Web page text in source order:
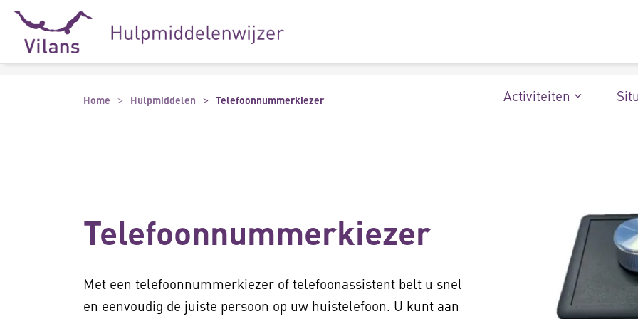
Naar hoofdinhoud
Naar footer
Activiteiten
Home Hulpmiddelen Telefoonnummerkiezer
Telefoonnummerkiezer
Met een telefoonnummerkiezer of telefoonassistent belt u snel
en eenvoudig de juiste persoon op uw huistelefoon. U kunt aan